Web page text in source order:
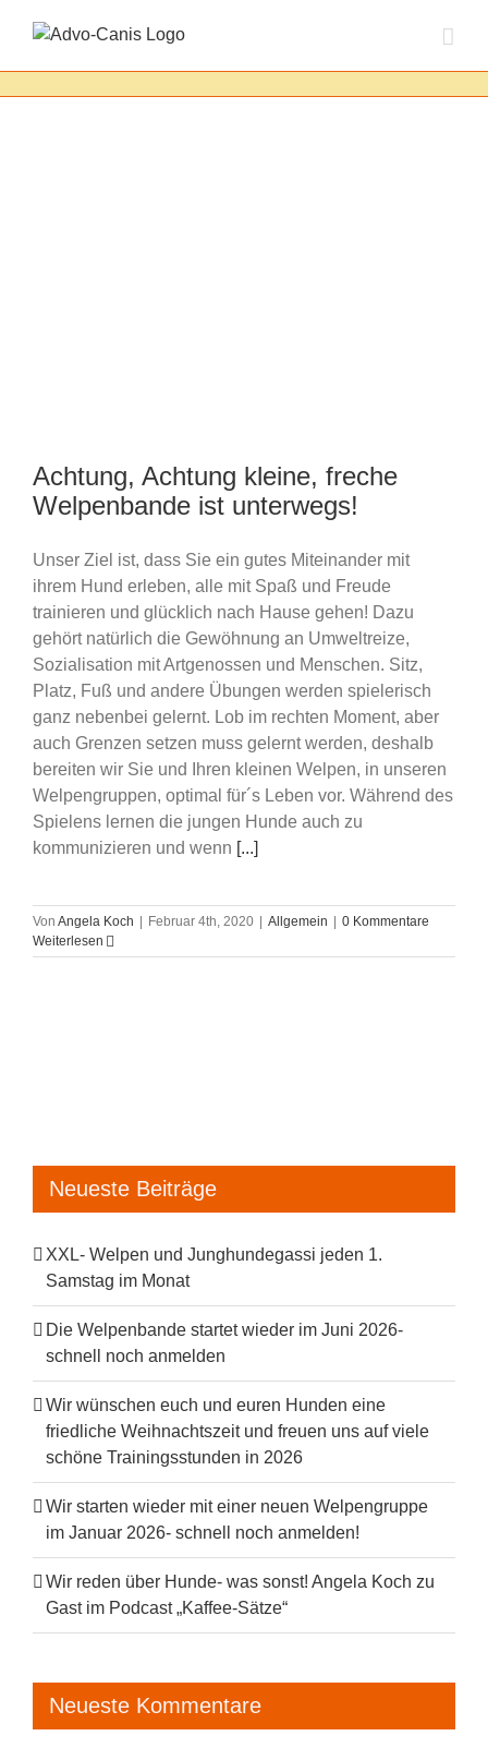
Inhalt
Achtung, Achtung kleine, freche
Welpenbande ist unterwegs!
Unser Ziel ist, dass Sie ein gutes Miteinander mit
ihrem Hund erleben, alle mit Spaß und Freude
trainieren und glücklich nach Hause gehen! Dazu
gehört natürlich die Gewöhnung an Umweltreize,
Sozialisation mit Artgenossen und Menschen. Sitz,
Platz, Fuß und andere Übungen werden spielerisch
ganz nebenbei gelernt. Lob im rechten Moment, aber
auch Grenzen setzen muss gelernt werden, deshalb
bereiten wir Sie und Ihren kleinen Welpen, in unseren
Welpengruppen, optimal für´s Leben vor. Während des
Spielens lernen die jungen Hunde auch zu
kommunizieren und wenn [...]
Von Angela Koch | Februar 4th, 2020 | Allgemein | 0 Kommentare
Weiterlesen
Neueste Beiträge
XXL- Welpen und Junghundegassi jeden 1.
Samstag im Monat
Die Welpenbande startet wieder im Juni 2026-
schnell noch anmelden
Wir wünschen euch und euren Hunden eine
friedliche Weihnachtszeit und freuen uns auf viele
schöne Trainingsstunden in 2026
Wir starten wieder mit einer neuen Welpengruppe
im Januar 2026- schnell noch anmelden!
Wir reden über Hunde- was sonst! Angela Koch zu
Gast im Podcast „Kaffee-Sätze“
Neueste Kommentare